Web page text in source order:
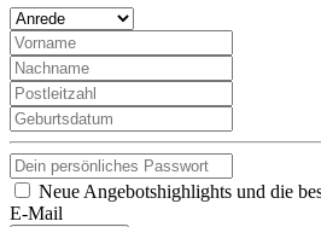
Neue Angebotshighlights und die
E-Mail